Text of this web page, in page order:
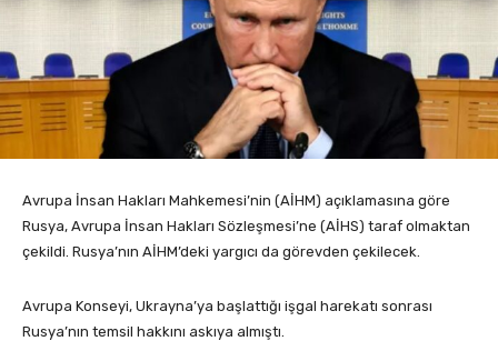
Avrupa İnsan Hakları Mahkemesi’nin (AİHM) açıklamasına göre
Rusya, Avrupa İnsan Hakları Sözleşmesi’ne (AİHS) taraf olmaktan
çekildi. Rusya’nın AİHM’deki yargıcı da görevden çekilecek.
Avrupa Konseyi, Ukrayna’ya başlattığı işgal harekatı sonrası
Rusya’nın temsil hakkını askıya almıştı.